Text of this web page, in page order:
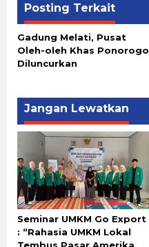
Posting Terkait
Gadung Melati, Pusat
Oleh-oleh Khas Ponorogo
Diluncurkan
Jangan Lewatkan
Seminar UMKM Go Export
: “Rahasia UMKM Lokal